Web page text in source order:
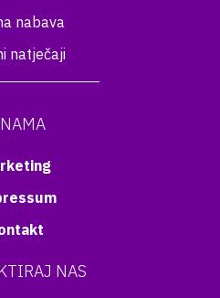
nabava
natječaji
NAS